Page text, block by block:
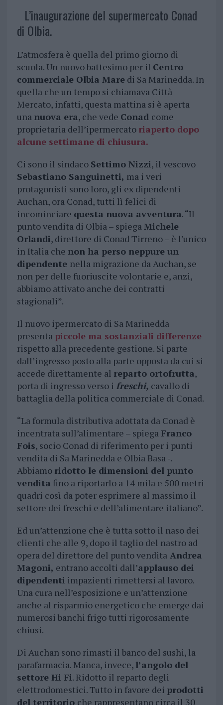
L’inaugurazione del supermercato Conad
di Olbia.
L’atmosfera è quella del primo giorno di
scuola. Un nuovo battesimo per il Centro
commerciale Olbia Maredi Sa Marinedda. In
quella che un tempo si chiamava Città
Mercato, infatti, questa mattina si è aperta
una nuova era, che vede Conad come
proprietaria dell’ipermercato riaperto dopo
alcune settimane di chiusura.
Ci sono il sindaco Settimo Nizzi, il vescovo
Sebastiano Sanguinetti, ma i veri
protagonisti sono loro, gli ex dipendenti
Auchan, ora Conad, tutti lì felici di
incominciare questa nuova avventura. “Il
punto vendita di Olbia – spiegaMichele
Orlandi, direttore di Conad Tirreno – è l’unico
in Italia che non ha perso neppure un
dipendente nella migrazione da Auchan, se
non per delle fuoriuscite volontarie e, anzi,
abbiamo attivato anche dei contratti
stagionali”.
Il nuovo ipermercato di Sa Marinedda
presenta piccole ma sostanziali differenze
rispetto alla precedente gestione. Si parte
dall’ingresso posto alla parte opposta da cui si
accede direttamente al reparto ortofrutta,
porta di ingresso verso i freschi, cavallo di
battaglia della politica commerciale di Conad.
“La formula distributiva adottata da Conad è
incentrata sull’alimentare – spiega Franco
Fois, socio Conad di riferimento per i punti
vendita di Sa Marinedda e Olbia Basa -.
Abbiamo ridotto le dimensioni del punto
vendita fino a riportarlo a 14 mila e 500 metri
quadri così da poter esprimere al massimo il
settore dei freschi e dell’alimentare italiano”.
Ed un’attenzione che è tutta sotto il naso dei
clienti che alle 9, dopo il taglio del nastro ad
opera del direttore del punto venditaAndrea
Magoni, entrano accolti dall’applauso dei
dipendenti impazienti rimettersi al lavoro.
Una cura nell’esposizione e un’attenzione
anche al risparmio energetico che emerge dai
numerosi banchi frigo tutti rigorosamente
chiusi.
Di Auchan sono rimasti il banco del sushi, la
parafarmacia. Manca, invece, l’angolo del
settore Hi Fi. Ridotto il reparto degli
elettrodomestici. Tutto in favore dei prodotti
del territorio che rappresentano circa il 30